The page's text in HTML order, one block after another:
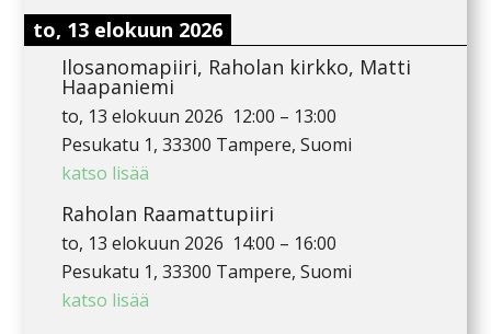
to, 13 elokuun 2026
Ilosanomapiiri, Raholan kirkko, Matti
Haapaniemi
to, 13 elokuun 2026 12:00 – 13:00
Pesukatu 1, 33300 Tampere, Suomi
katso lisää
Raholan Raamattupiiri
to, 13 elokuun 2026 14:00 – 16:00
Pesukatu 1, 33300 Tampere, Suomi
katso lisää